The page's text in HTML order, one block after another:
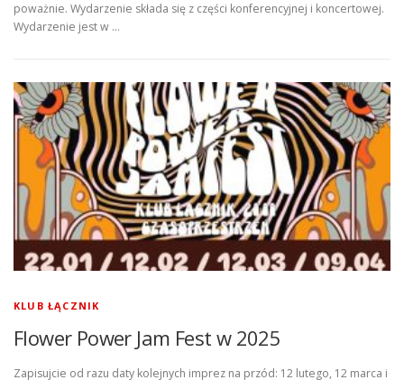
poważnie. Wydarzenie składa się z części konferencyjnej i koncertowej.
Wydarzenie jest w …
KLUB ŁĄCZNIK
Flower Power Jam Fest w 2025
Zapisujcie od razu daty kolejnych imprez na przód: 12 lutego, 12 marca i